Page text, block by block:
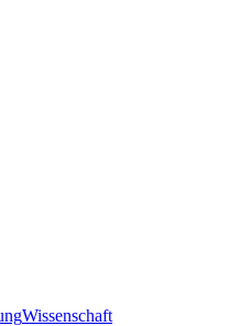
Wissenschaft